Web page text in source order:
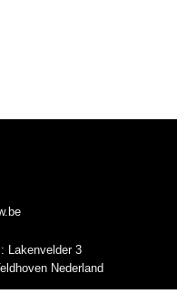
Lakenvelder 3
Nederland